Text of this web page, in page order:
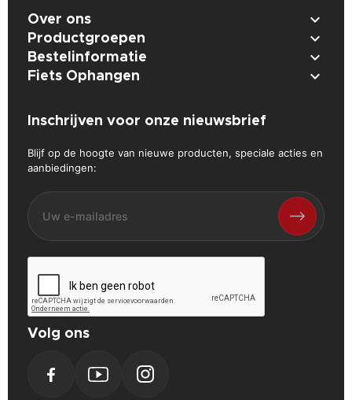
Over ons 
Productgroepen 
Bestelinformatie 
Fiets Ophangen 
Inschrijven voor onze nieuwsbrief
Blijf op de hoogte van nieuwe producten, speciale acties en
aanbiedingen:
Volg ons